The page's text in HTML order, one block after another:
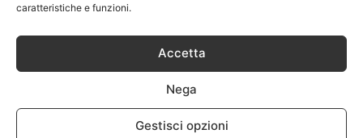
caratteristiche e funzioni.
Accetta
Nega
Gestisci opzioni
Questo sito utilizza Akismet per ridurre lo spam.
vengono elaborati i dati derivati dai commenti.